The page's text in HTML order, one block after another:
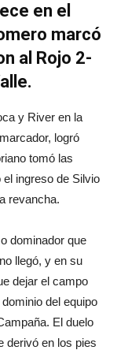
en el
marcó
al Rojo 2-
y River en la
logró
tomó las
ingreso de Silvio
revancha.
dominador que
llegó, y en su
dejar el campo
del equipo
El duelo
derivó en los pies